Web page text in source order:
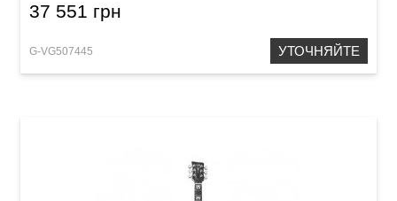
37 551 грн
G-VG507445 УТОЧНЯЙТЕ